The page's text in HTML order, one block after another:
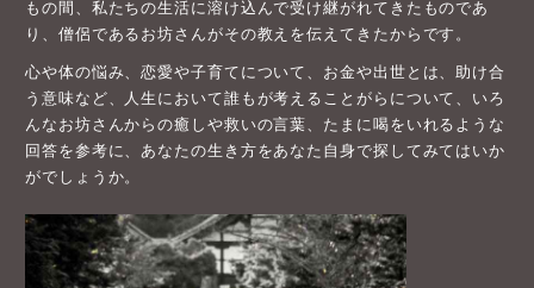
もの間、私たちの生活に溶け込んで受け継がれてきたものであ
り、僧侶であるお坊さんがその教えを伝えてきたからです。
心や体の悩み、恋愛や子育てについて、お金や出世とは、助け合
う意味など、人生において誰もが考えることがらについて、いろ
んなお坊さんからの癒しや救いの言葉、たまに喝をいれるような
回答を参考に、あなたの生き方をあなた自身で探してみてはいか
がでしょうか。